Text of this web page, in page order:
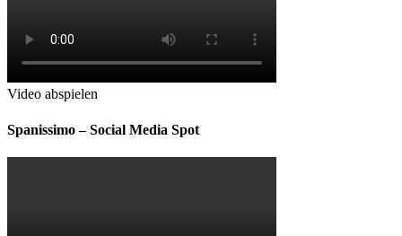
Video abspielen
Spanissimo – Social Media Spot